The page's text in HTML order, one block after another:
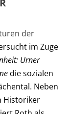
der
im Zuge
Urner
die sozialen
Neben
Historiker